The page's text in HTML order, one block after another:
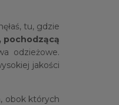
tu, gdzie
pochodzącą
odzieżowe.
jakości
obok których